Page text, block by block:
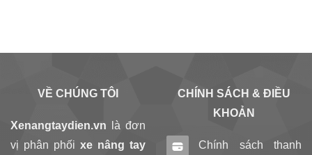
VỀ CHÚNG TÔI
Xenangtaydien.vn là đơn
vị phân phối xe nâng tay
CHÍNH SÁCH & ĐIỀU
KHOẢN
Chính sách thanh